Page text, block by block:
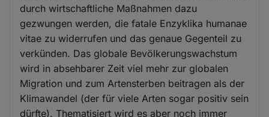
durch wirtschaftliche Maßnahmen dazu
gezwungen werden, die fatale Enzyklika humanae
vitae zu widerrufen und das genaue Gegenteil zu
verkünden. Das globale Bevölkerungswachstum
wird in absehbarer Zeit viel mehr zur globalen
Migration und zum Artensterben beitragen als der
Klimawandel (der für viele Arten sogar positiv sein
dürfte). Thematisiert wird es aber noch immer